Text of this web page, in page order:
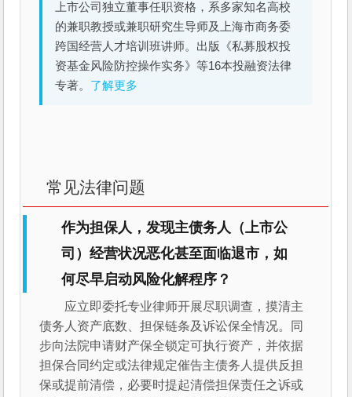
上市公司独立董事任职资格，系多家知名高校
的兼职教授或兼职研究生导师及上海市商务委
跨国经营人才培训班讲师。出版《私募股权投
资基金风险防控操作实务》等16本投融资法律
专著。 了解更多
常见法律问题
作为担保人，发现主债务人（上市公
司）经营状况恶化甚至面临退市，如
何尽早启动风险化解程序？
应立即委托专业律师开展尽职调查，摸清主
债务人资产底数、担保链条及诉讼保全情况。同
步向法院申请财产保全锁定可执行资产，并依据
担保合同约定或法律规定催告主债务人提供反担
保或提前清偿，必要时提起清偿担保责任之诉或